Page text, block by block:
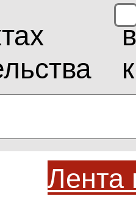
в
Лента